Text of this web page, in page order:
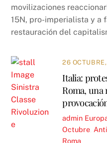
movilizaciones
15N, pro-imperialista y a
restauración del
26
Italia:
Roma, una
admin
Octubre
Roma